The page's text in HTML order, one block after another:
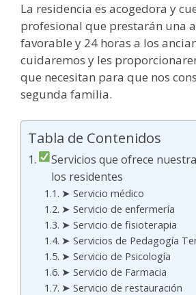
La residencia es acogedora y
profesional que prestarán una
favorable y 24 horas a los
cuidaremos y les
que necesitan para que nos
segunda familia.
Tabla de Contenidos
Servicios que ofrece
los residentes
➤ Servicio médico
➤ Servicio de enfermería
➤ Servicio de fisioterapia
➤ Servicios de Pedagogía
➤ Servicio de Psicología
➤ Servicio de Farmacia
➤ Servicio de restauración